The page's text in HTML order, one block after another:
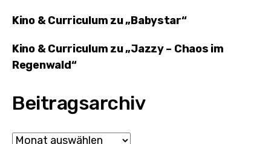
Kino & Curriculum zu „Babystar“
Kino & Curriculum zu „Jazzy – Chaos im
Regenwald“
Beitragsarchiv
Archiv